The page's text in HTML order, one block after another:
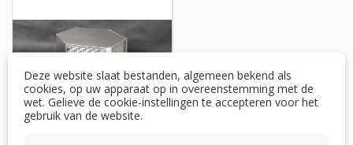
Deze website slaat bestanden, algemeen bekend als
cookies, op uw apparaat op in overeenstemming met de
wet. Gelieve de cookie-instellingen te accepteren voor het
gebruik van de website.